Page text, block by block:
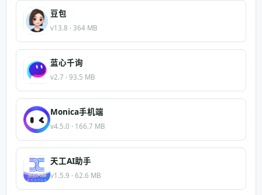
豆包
v13.8 · 364 MB
蓝心千询
v2.7 · 93.5 MB
Monica手机端
v4.5.0 · 166.7 MB
天工AI助手
v1.5.9 · 62.6 MB